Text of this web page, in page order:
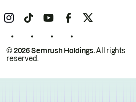
© 2026 Semrush Holdings.All rights
reserved.